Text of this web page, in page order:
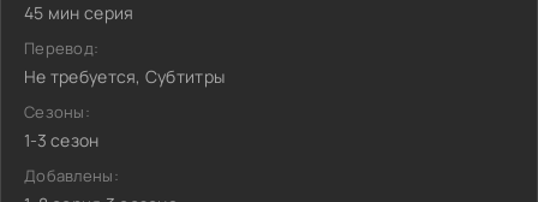
45 мин серия
Перевод:
Не требуется, Субтитры
Сезоны:
1-3 сезон
Добавлены: